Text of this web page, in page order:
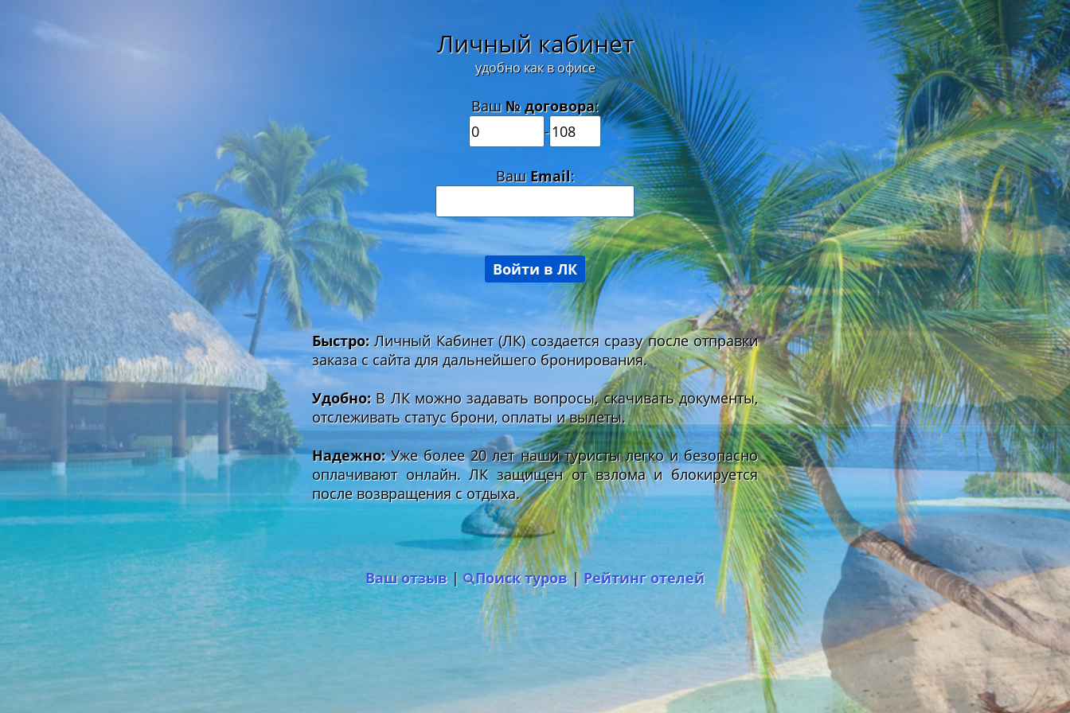
Личный кабинет
удобно как в офисе
Ваш № договора:
-
Ваш Email:
Быстро:Личный Кабинет (ЛК) создается сразу после отправки
заказа с сайта для дальнейшего бронирования.
Удобно: В ЛК можно задавать вопросы, скачивать документы,
отслеживать статус брони, оплаты и вылеты.
Надежно:Уже более 20 лет наши туристы легко и безопасно
оплачивают онлайн. ЛК защищен от взлома и блокируется
после возвращения с отдыха.
Ваш отзыв | Поиск туров|Рейтинг отелей